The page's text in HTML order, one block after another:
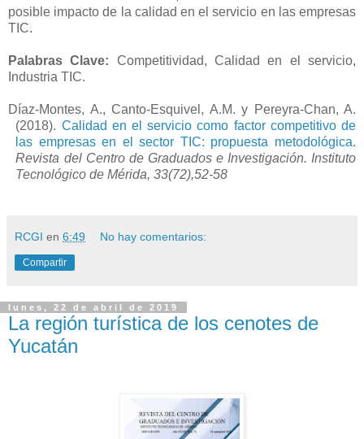
posible impacto de la calidad en el servicio en las empresas
TIC.
Palabras Clave: Competitividad, Calidad en el servicio,
Industria TIC.
Díaz-Montes, A., Canto-Esquivel, A.M. y Pereyra-Chan, A.
(2018). Calidad en el servicio como factor competitivo de
las empresas en el sector TIC: propuesta metodológica.
Revista del Centro de Graduados e Investigación. Instituto
Tecnológico de Mérida, 33(72),52-58
RCGI en 6:49 No hay comentarios:
Compartir
lunes, 22 de abril de 2019
La región turística de los cenotes de
Yucatán